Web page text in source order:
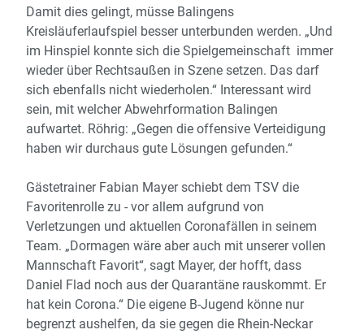
Damit dies gelingt, müsse Balingens
Kreisläuferlaufspiel besser unterbunden werden. „Und
im Hinspiel konnte sich die Spielgemeinschaft immer
wieder über Rechtsaußen in Szene setzen. Das darf
sich ebenfalls nicht wiederholen.“ Interessant wird
sein, mit welcher Abwehrformation Balingen
aufwartet. Röhrig: „Gegen die offensive Verteidigung
haben wir durchaus gute Lösungen gefunden.“
Gästetrainer Fabian Mayer schiebt dem TSV die
Favoritenrolle zu - vor allem aufgrund von
Verletzungen und aktuellen Coronafällen in seinem
Team. „Dormagen wäre aber auch mit unserer vollen
Mannschaft Favorit“, sagt Mayer, der hofft, dass
Daniel Flad noch aus der Quarantäne rauskommt. Er
hat kein Corona.“ Die eigene B-Jugend könne nur
begrenzt aushelfen, da sie gegen die Rhein-Neckar